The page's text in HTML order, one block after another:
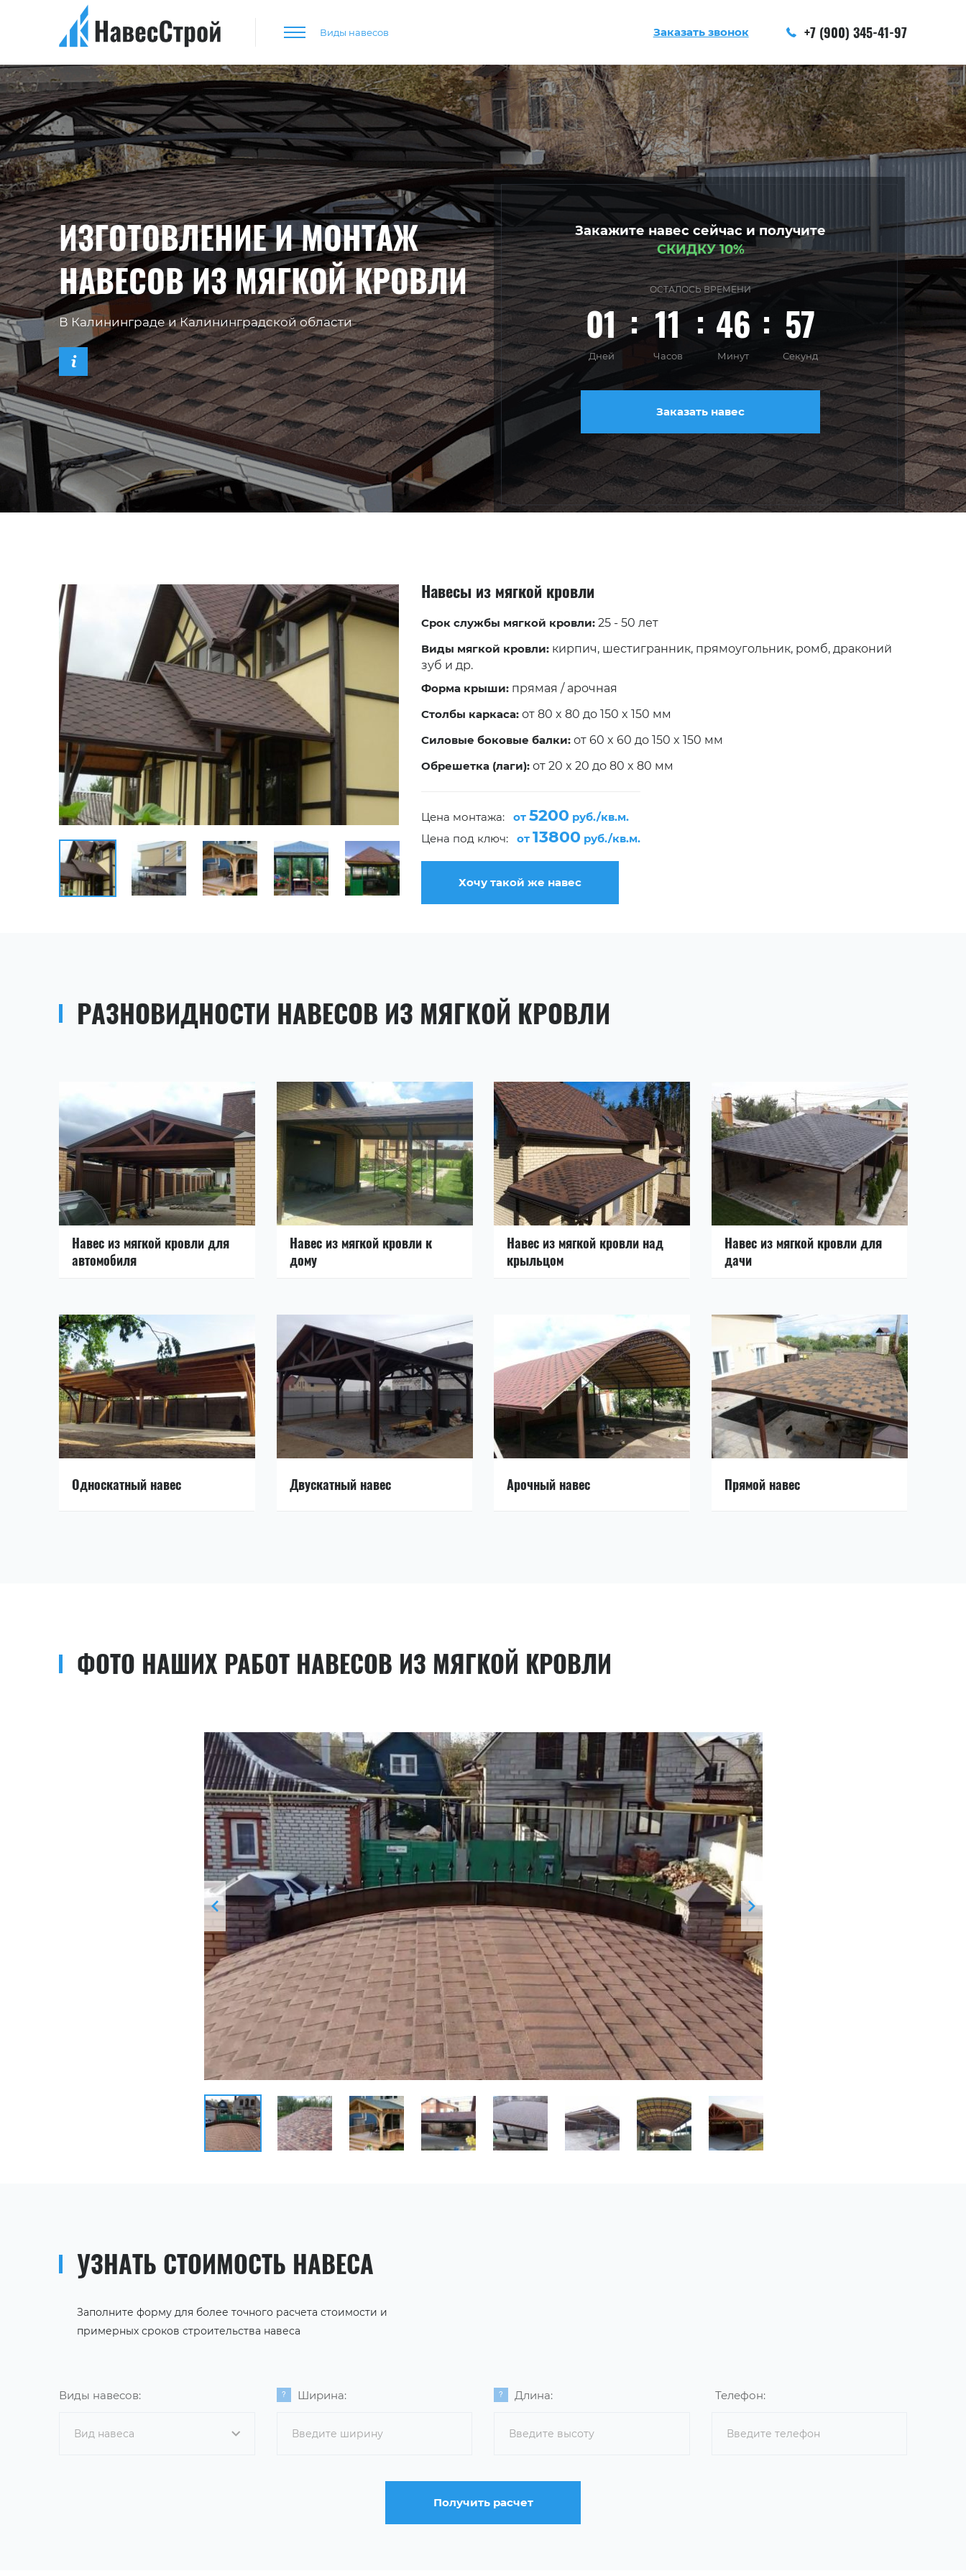
Виды навесов Заказать звонок +7 (900) 345-41-97
ИЗГОТОВЛЕНИЕ И МОНТАЖ
НАВЕСОВ ИЗ МЯГКОЙ КРОВЛИ
В Калининграде и Калининградской области
Закажите навес сейчас и получите
СКИДКУ 10%
ОСТАЛОСЬ ВРЕМЕНИ
01 11 46 55
Дней Часов Минут Секунд
Заказать навес
Навесы из мягкой кровли
Срок службы мягкой кровли: 25 - 50 лет
Виды мягкой кровли: кирпич, шестигранник, прямоугольник, ромб, драконий
зуб и др.
Форма крыши: прямая / арочная
Столбы каркаса: от 80 x 80 до 150 x 150 мм
Силовые боковые балки: от 60 x 60 до 150 x 150 мм
Обрешетка (лаги): от 20 x 20 до 80 x 80 мм
Цена монтажа:от5200 руб./кв.м.
Цена под ключ:от13800 руб./кв.м.
Хочу такой же навес
РАЗНОВИДНОСТИ НАВЕСОВ ИЗ МЯГКОЙ КРОВЛИ
Навес из мягкой кровли для
автомобиля
Навес из мягкой кровли к
дому
Навес из мягкой кровли над
крыльцом
Навес из мягкой кровли для
дачи
Односкатный навес Двускатный навес Арочный навес Прямой навес
ФОТО НАШИХ РАБОТ НАВЕСОВ ИЗ МЯГКОЙ КРОВЛИ
УЗНАТЬ СТОИМОСТЬ НАВЕСА
Заполните форму для более точного расчета стоимости и
примерных сроков строительства навеса
Виды навесов:
Вид навеса
Ширина: Длина: Телефон:
Получить расчет